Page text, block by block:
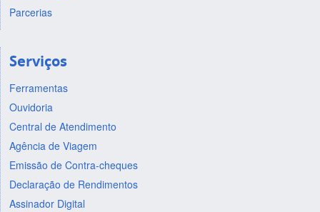
Parcerias
Serviços
Ferramentas
Ouvidoria
Central de Atendimento
Agência de Viagem
Emissão de Contra-cheques
Declaração de Rendimentos
Assinador Digital